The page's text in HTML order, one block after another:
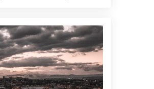
Entscheidungsträger
europäischen NATO-
dringende
und
zu